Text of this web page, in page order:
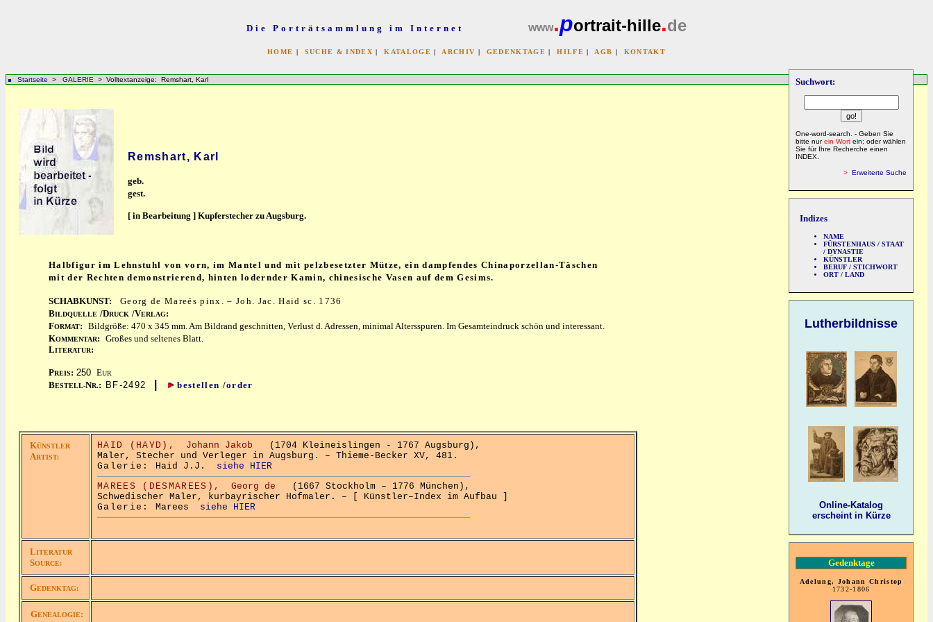
Die Porträtsammlung im Internet www.portrait-hille.de
HOME | SUCHE & INDEX |KATALOGE | ARCHIV | GEDENKTAGE |HILFE | AGB | KONTAKT
Suchwort:
One-word-search. - Geben Sie
bitte nurein Wort ein; oder wählen
Sie für Ihre Recherche einen
INDEX.
> Erweiterte Suche
Indizes
NAME
FÜRSTENHAUS / STAAT
/ DYNASTIE
KÜNSTLER
BERUF / STICHWORT
ORT / LAND
Lutherbildnisse
Online-Katalog
erscheint in Kürze
Gedenktage
Adelung, Johann Christop
1732-1806
Startseite > GALERIE > Volltextanzeige: Remshart, Karl
Remshart, Karl
geb.
gest.
[ in Bearbeitung ] Kupferstecher zu Augsburg.
Halbfigur im Lehnstuhl von vorn, im Mantel und mit pelzbesetzter Mütze, ein dampfendes Chinaporzellan-Täschen
mit der Rechten demonstrierend, hinten lodernder Kamin, chinesische Vasen auf dem Gesims.
SCHABKUNST:
Georg de Mareés pinx. – Joh. Jac. Haid sc. 1736
BILDQUELLE /DRUCK /VERLAG:
FORMAT: Bildgröße: 470 x 345 mm. Am Bildrand geschnitten, Verlust d. Adressen, minimal Altersspuren. Im Gesamteindruck schön und interessant.
KOMMENTAR: Großes und seltenes Blatt.
LITERATUR:
x
PREIS: 250 EUR
BESTELL-NR.: BF-2492 | bestellen /order
KÜNSTLER
ARTIST:
HAID (HAYD), Johann Jakob (1704 Kleineislingen - 1767 Augsburg),
Maler, Stecher und Verleger in Augsburg. – Thieme-Becker XV, 481.
Galerie: Haid J.J. siehe HIER
MAREES (DESMAREES),
Georg de (1667 Stockholm – 1776 München),
Schwedischer Maler, kurbayrischer Hofmaler. – [ Künstler–Index im Aufbau ]
Galerie: Marees siehe HIER
LITERATUR
SOURCE:
GEDENKTAG:
GENEALOGIE: